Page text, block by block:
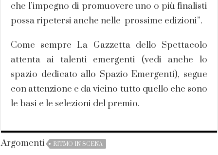
che l’impegno di promuovere uno o più finalisti
possa ripetersi anche nelle prossime edizioni”.
Come sempre La Gazzetta dello Spettacolo
attenta ai talenti emergenti (vedi anche lo
spazio dedicato allo Spazio Emergenti), segue
con attenzione e da vicino tutto quello che sono
le basi e le selezioni del premio.
Argomenti RITMO IN SCENA